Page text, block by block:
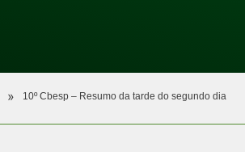
» 10º Cbesp – Resumo da tarde do segundo dia